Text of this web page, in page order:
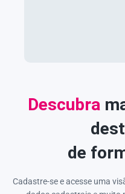
Descubra
de
Cadastre-se e acesse uma